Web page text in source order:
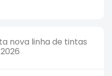
nova linha de tintas